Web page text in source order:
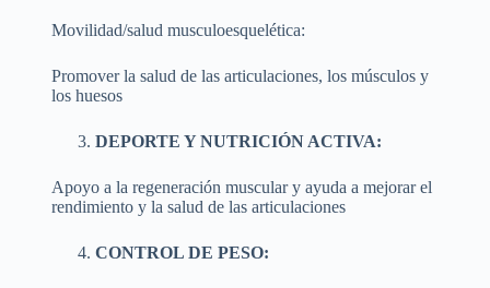
Movilidad/salud musculoesquelética:
Promover la salud de las articulaciones, los músculos y
los huesos
DEPORTE Y NUTRICIÓN ACTIVA:
Apoyo a la regeneración muscular y ayuda a mejorar el
rendimiento y la salud de las articulaciones
CONTROL DE PESO: